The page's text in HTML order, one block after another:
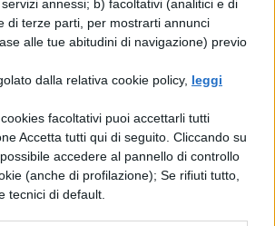
annessi; b) facoltativi (analitici e di
di terze parti, per mostrarti annunci
alle tue abitudini di navigazione) previo
dalla relativa cookie policy, leggi
facoltativi puoi accettarli tutti
Accetta tutti qui di seguito. Cliccando su
accedere al pannello di controllo
(anche di profilazione); Se rifiuti tutto,
tecnici di default.
uomo fu più felice di lui
moderato in pace. Per 44
da solo presidiò il
visse molto
molto generoso verso
verso gli amici, che spesso
quasi pari alla sua